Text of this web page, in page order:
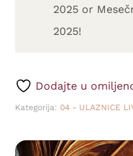
2025 or
2025!
Dodajte u
Kategorija: 04 - ULAZNICE